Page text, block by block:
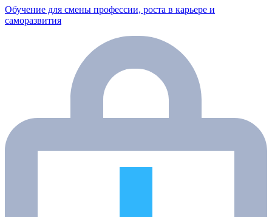
Обучение для смены профессии, роста в карьере и
саморазвития